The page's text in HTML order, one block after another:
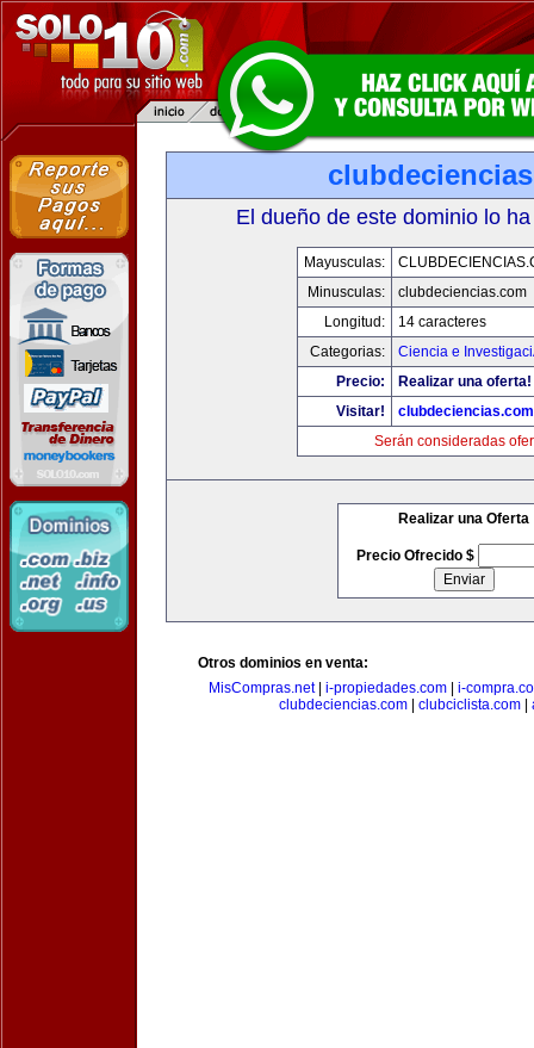
El dueño de este dominio lo
Mayusculas:
Minusculas:
clubdeciencias.com
Longitud:
14 caracteres
Categorias:
Ciencia e
Precio:
Realizar una oferta!
Visitar!
clubdeciencias.com
Serán consideradas
Realizar una Oferta
Precio Ofrecido $
Otros dominios en venta:
MisCompras.net| i-propiedades.com| i-
clubdeciencias.com
clubciclista.com